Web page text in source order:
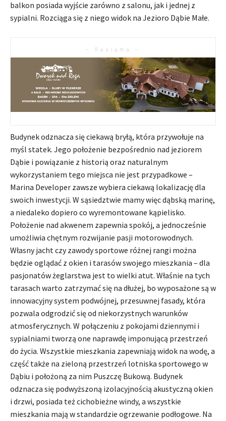
balkon posiada wyjście zarówno z salonu, jak i jednej z
sypialni. Rozciąga się z niego widok na Jezioro Dąbie Małe.
– Reklama –
Budynek odznacza się ciekawą bryłą, która przywołuje na
myśl statek. Jego położenie bezpośrednio nad jeziorem
Dąbie i powiązanie z historią oraz naturalnym
wykorzystaniem tego miejsca nie jest przypadkowe –
Marina Developer zawsze wybiera ciekawą lokalizację dla
swoich inwestycji. W sąsiedztwie mamy więc dąbską marinę,
a niedaleko dopiero co wyremontowane kąpielisko.
Położenie nad akwenem zapewnia spokój, a jednocześnie
umożliwia chętnym rozwijanie pasji motorowodnych.
Własny jacht czy zawody sportowe różnej rangi można
będzie oglądać z okien i tarasów swojego mieszkania – dla
pasjonatów żeglarstwa jest to wielki atut. Właśnie na tych
tarasach warto zatrzymać się na dłużej, bo wyposażone są w
innowacyjny system podwójnej, przesuwnej fasady, która
pozwala odgrodzić się od niekorzystnych warunków
atmosferycznych. W połączeniu z pokojami dziennymi i
sypialniami tworzą one naprawdę imponującą przestrzeń
do życia. Wszystkie mieszkania zapewniają widok na wodę, a
część także na zieloną przestrzeń lotniska sportowego w
Dąbiu i położoną za nim Puszczę Bukową. Budynek
odznacza się podwyższoną izolacyjnością akustyczną okien
i drzwi, posiada też cichobieżne windy, a wszystkie
mieszkania mają w standardzie ogrzewanie podłogowe. Na